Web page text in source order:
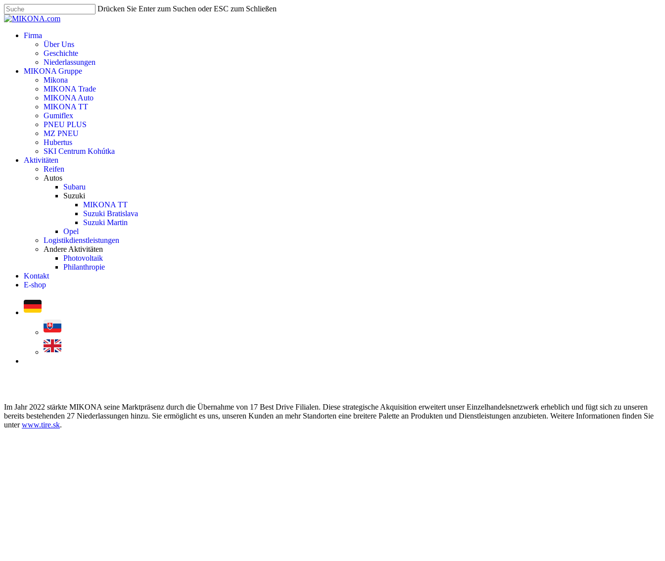
Skip
to
content
Drücken Sie Enter zum Suchen oder ESC zum Schließen
Suche
search
Menu
Firma
Über Uns
Geschichte
Niederlassungen
MIKONA Gruppe
Mikona
MIKONA Trade
MIKONA Auto
MIKONA TT
Gumiflex
PNEU PLUS
MZ PNEU
Hubertus
SKI Centrum Kohútka
Aktivitäten
Reifen
Autos
Subaru
Suzuki
MIKONA TT
Suzuki Bratislava
Suzuki Martin
Opel
Logistikdienstleistungen
Andere Aktivitäten
Photovoltaik
Philanthropie
Kontakt
E-shop
Im Jahr 2022 stärkte MIKONA seine Marktpräsenz durch die Übernahme von 17 Best Drive Filialen. Diese strategische Akquisition erweitert unser Einzelhandelsnetzwerk erheblich und fügt sich zu unseren
bereits bestehenden 27 Niederlassungen hinzu. Sie ermöglicht es uns, unseren Kunden an mehr Standorten eine breitere Palette an Produkten und Dienstleistungen anzubieten. Weitere Informationen finden Sie
unterwww.tire.sk.